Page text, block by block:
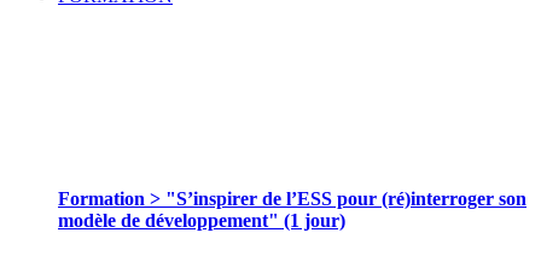
Formation > "S’inspirer de l’ESS pour (ré)interroger son
modèle de développement" (1 jour)